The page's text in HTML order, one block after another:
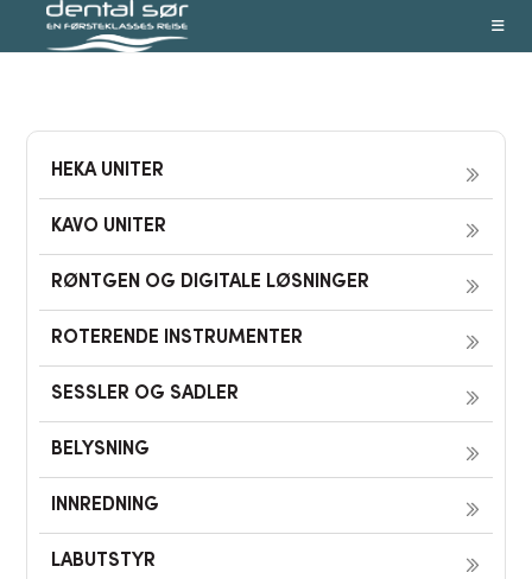
HEKA UNITER
KAVO UNITER
RØNTGEN OG DIGITALE LØSNINGER
ROTERENDE INSTRUMENTER
SESSLER OG SADLER
BELYSNING
INNREDNING
LABUTSTYR